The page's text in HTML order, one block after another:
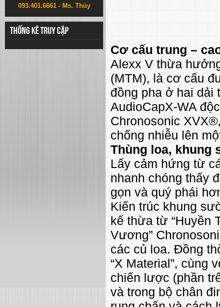
093.401.6661 - Ms. Thủy
Thống kê truy cập
Cơ cấu trung –
Alexx V thừa
(MTM), là cơ cấu
đồng pha ở hai dải
AudioCapX-WA
Chronosonic
chống nhiễu lên
Thùng loa, khung
Lấy cảm hứng từ
nhanh chóng thấy
gọn và quý phái
Kiến trúc khung
kế thừa từ “Huyền
Vương”
các củ loa. Đồng
“X Material”, cùng
chiến lược (phần
và trong bộ chân